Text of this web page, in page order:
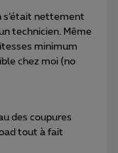
s’était nettement
technicien. Même
minimum
chez moi (no
des coupures
tout à fait